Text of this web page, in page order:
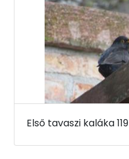
Első tavaszi kaláka 119